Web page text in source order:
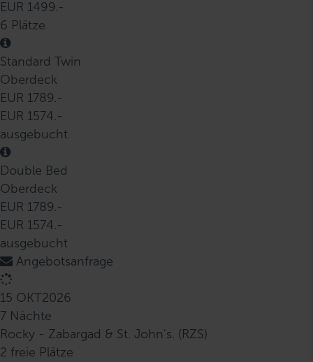
EUR 1499.-
6 Plätze
Standard Twin
Oberdeck
EUR 1789.-
EUR 1574.-
ausgebucht
Double Bed
Oberdeck
EUR 1789.-
EUR 1574.-
ausgebucht
Angebotsanfrage
15 OKT2026
7 Nächte
Rocky - Zabargad & St. John's. (RZS)
2 freie Plätze